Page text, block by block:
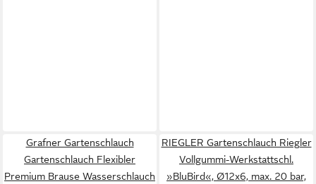
Grafner Gartenschlauch
Gartenschlauch Flexibler
Premium Brause Wasserschlauch
RIEGLER Gartenschlauch Riegler
Vollgummi-Werkstattschl.
»BluBird«, Ø12x6, max. 20 bar,